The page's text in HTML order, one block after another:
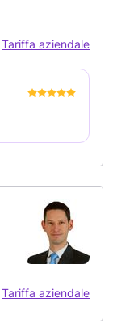
Tariffa aziendale
Tariffa aziendale